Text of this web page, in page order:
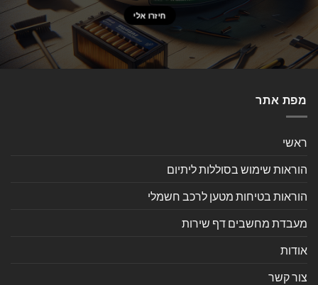
מפת אתר
ראשי
הוראות שימוש בסוללות ליתיום
הוראות בטיחות מטען לרכב חשמלי
מעבדת מחשבים דף שירות
אודות
צור קשר